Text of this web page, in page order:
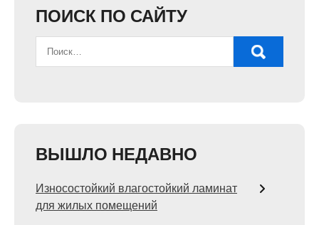
ПОИСК ПО САЙТУ
ВЫШЛО НЕДАВНО
Износостойкий влагостойкий ламинат
для жилых помещений